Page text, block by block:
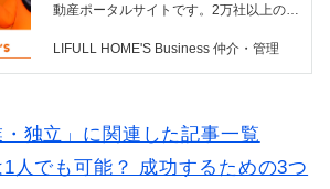
動産ポータルサイトです。2万社以上の不
社の営業活動をサポートいたします。こ
のページは、LIFULL HOME'S(ライフル
LIFULL HOME'S Business 仲介・管理
・独立」に関連した記事一覧
人でも可能？ 成功するための3つ